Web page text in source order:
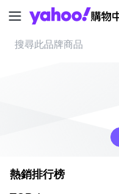
熱銷排行榜